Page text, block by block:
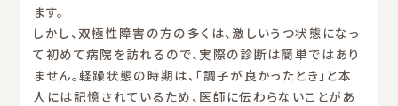
ます。
しかし、双極性障害の方の多くは、激しいうつ状態になっ
て初めて病院を訪れるので、実際の診断は簡単ではあり
ません。軽躁状態の時期は、「調子が良かったとき」と本
人には記憶されているため、医師に伝わらないことがあ